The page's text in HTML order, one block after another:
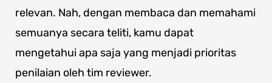
relevan. Nah, dengan membaca dan memahami
semuanya secara teliti, kamu dapat
mengetahui apa saja yang menjadi prioritas
penilaian oleh tim reviewer.